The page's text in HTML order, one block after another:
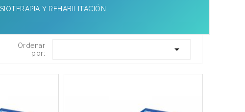
Y REHABILITACIÓN
Ordenar
por:
